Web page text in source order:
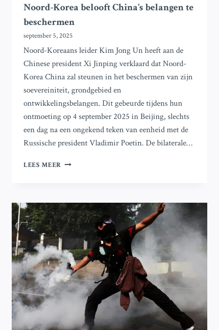
Noord-Korea belooft China’s belangen te
beschermen
september 5, 2025
Noord-Koreaans leider Kim Jong Un heeft aan de
Chinese president Xi Jinping verklaard dat Noord-
Korea China zal steunen in het beschermen van zijn
soevereiniteit, grondgebied en
ontwikkelingsbelangen. Dit gebeurde tijdens hun
ontmoeting op 4 september 2025 in Beijing, slechts
een dag na een ongekend teken van eenheid met de
Russische president Vladimir Poetin. De bilaterale…
LEES MEER KIM
DE
BAND
TERWIJL
NOORD-
KOREA
BELOOFT
CHINA’S
BELANGEN
TE
BESCHERMEN